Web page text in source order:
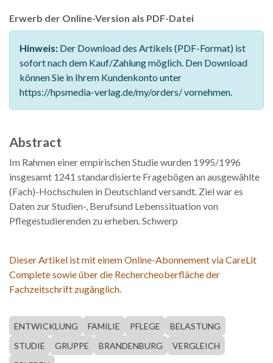
Erwerb der Online-Version als PDF-Datei
Hinweis: Der Download des Artikels (PDF-Format) ist
sofort nach dem Kauf/Zahlung möglich. Den Download
können Sie in Ihrem Kundenkonto unter
https://hpsmedia-verlag.de/my/orders/ vornehmen.
Abstract
Im Rahmen einer empirischen Studie wurden 1995/1996
insgesamt 1241 standardisierte Fragebögen an ausgewählte
(Fach)-Hochschulen in Deutschland versandt. Ziel war es
Daten zur Studien-, Berufsund Lebenssituation von
Pflegestudierenden zu erheben. Schwerp
Dieser Artikel ist mit einem Online-Abonnement via CareLit
Complete sowie über die Rechercheoberfläche der
Fachzeitschrift zugänglich.
ENTWICKLUNG FAMILIE PFLEGE
BELASTUNG
STUDIE
GRUPPE BRANDENBURG
VERGLEICH